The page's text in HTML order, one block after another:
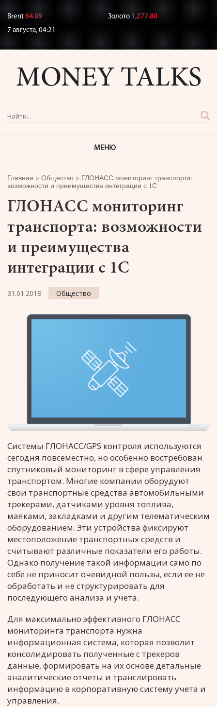
Brent64.09 Золото1,277.80
7 августа,04:21
МЕНЮ
Главная > Общество > ГЛОНАСС мониторинг транспорта:
возможности и преимущества интеграции с 1С
ГЛОНАСС мониторинг
транспорта: возможности
и преимущества
интеграции с 1С
31.01.2018 Общество
Системы ГЛОНАСС/GPS контроля используются
сегодня повсеместно, но особенно востребован
спутниковый мониторинг в сфере управления
транспортом. Многие компании оборудуют
свои транспортные средства автомобильными
трекерами, датчиками уровня топлива,
маяками, закладками и другим телематическим
оборудованием. Эти устройства фиксируют
местоположение транспортных средств и
считывают различные показатели его работы.
Однако получение такой информации само по
себе не приносит очевидной пользы, если ее не
обработать и не структурировать для
последующего анализа и учета.
Для максимально эффективного ГЛОНАСС
мониторинга транспорта нужна
информационная система, которая позволит
консолидировать полученные с трекеров
данные, формировать на их основе детальные
аналитические отчеты и транслировать
информацию в корпоративную систему учета и
управления.